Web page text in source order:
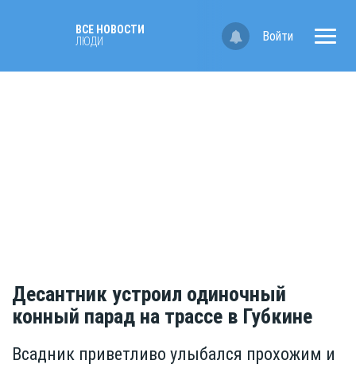
ВСЕ НОВОСТИ
ЛЮДИ
Войти
Десантник устроил одиночный
конный парад на трассе в Губкине
Всадник приветливо улыбался прохожим и